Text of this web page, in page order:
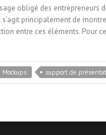
obligé des entrepreneurs
principalement de
entre ces éléments. Pour
Mockups support de